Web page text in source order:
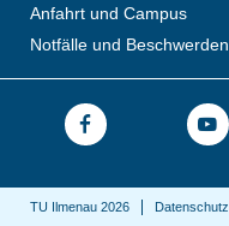
Anfahrt und Campus
Notfälle und Beschwerden
TU Ilmenau 2026 Datenschutz